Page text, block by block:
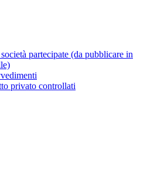
partecipate (da pubblicare in
privato controllati